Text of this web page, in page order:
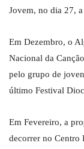
Jovem, no dia 27,
Em Dezembro, o
Nacional da
pelo grupo de
último Festival
Em Fevereiro, a
decorrer no Centro